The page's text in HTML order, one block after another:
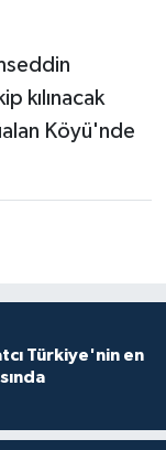
kılınacak
Köyü'nde
Türkiye'nin en